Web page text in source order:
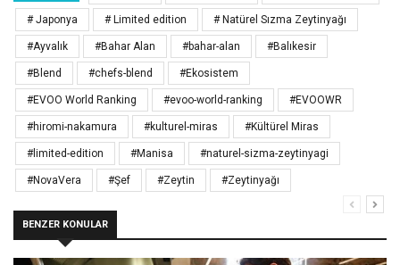
# Japonya # Limited edition # Natürel Sızma Zeytinyağı
#Ayvalık #Bahar Alan #bahar-alan #Balıkesir
#Blend #chefs-blend #Ekosistem
#EVOO World Ranking #evoo-world-ranking #EVOOWR
#hiromi-nakamura #kulturel-miras #Kültürel Miras
#limited-edition #Manisa #naturel-sizma-zeytinyagi
#NovaVera #Şef #Zeytin #Zeytinyağı
BENZER KONULAR